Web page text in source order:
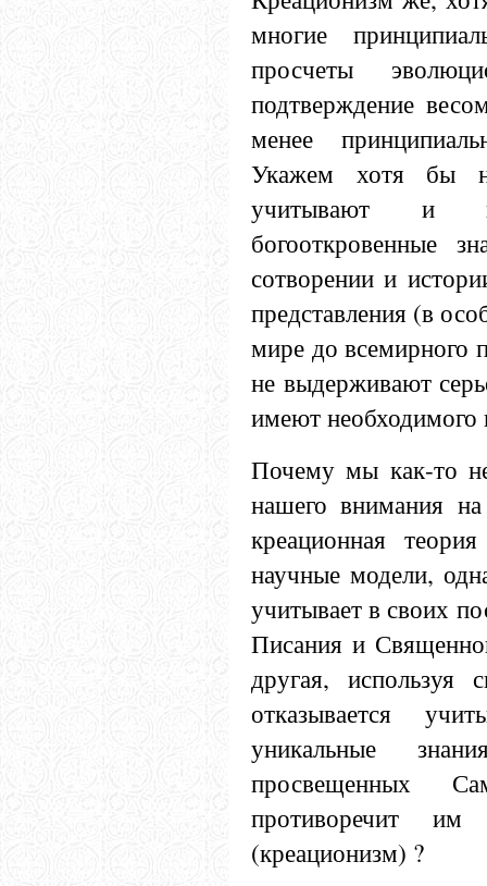
многие
просчеты
подтверждение
менее
Укажем хотя бы
учитывают и
богооткровенные
сотворении и
представления (в
мире до всемирного
не выдерживают
имеют необходимого
Почему мы как-то
нашего внимания
креационная
научные модели,
учитывает в своих
Писания и
другая, используя
отказывается
уникальные
просвещенных
противоречит
(креационизм) ?